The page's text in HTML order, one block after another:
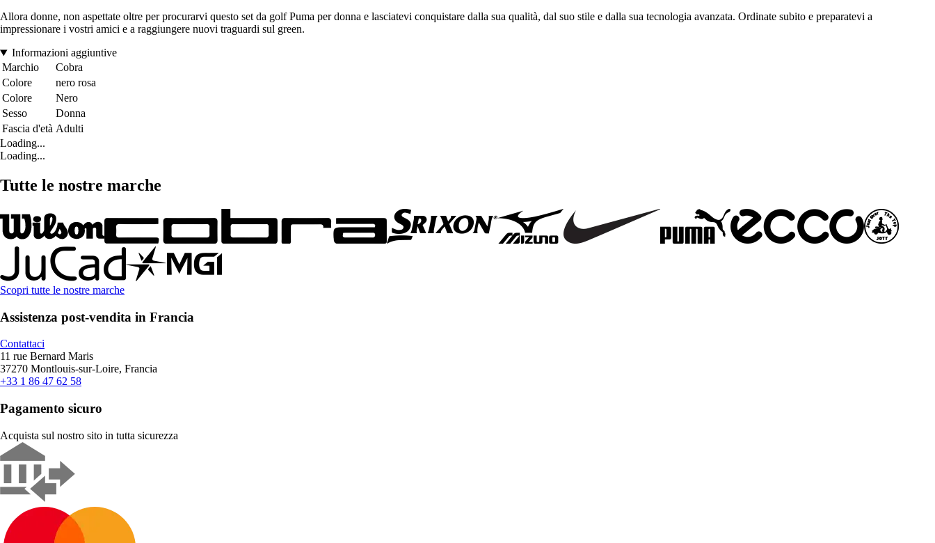
Allora donne, non aspettate oltre per procurarvi questo set da golf Puma per donna e lasciatevi conquistare dalla sua qualità, dal suo stile e dalla sua tecnologia avanzata. Ordinate subito e preparatevi a
impressionare i vostri amici e a raggiungere nuovi traguardi sul green.
Informazioni aggiuntive
Marchio
Cobra
Colore
nero rosa
Colore
Nero
Sesso
Donna
Fascia d'età Adulti
Loading...
Loading...
Tutte le nostre marche
Scopri tutte le nostre marche
Assistenza post-vendita in Francia
Contattaci
11 rue Bernard Maris
37270 Montlouis-sur-Loire, Francia
+33 1 86 47 62 58
Pagamento sicuro
Acquista sul nostro sito in tutta sicurezza